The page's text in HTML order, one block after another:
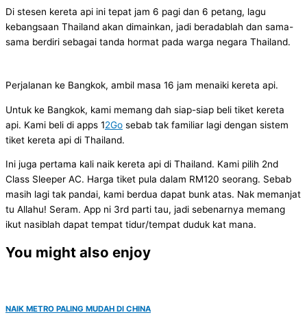
Di stesen kereta api ini tepat jam 6 pagi dan 6 petang, lagu
kebangsaan Thailand akan dimainkan, jadi beradablah dan sama-
sama berdiri sebagai tanda hormat pada warga negara Thailand.
Perjalanan ke Bangkok, ambil masa 16 jam menaiki kereta api.
Untuk ke Bangkok, kami memang dah siap-siap beli tiket kereta
api. Kami beli di apps 12Go sebab tak familiar lagi dengan sistem
tiket kereta api di Thailand.
Ini juga pertama kali naik kereta api di Thailand. Kami pilih 2nd
Class Sleeper AC. Harga tiket pula dalam RM120 seorang. Sebab
masih lagi tak pandai, kami berdua dapat bunk atas. Nak memanjat
tu Allahu! Seram. App ni 3rd parti tau, jadi sebenarnya memang
ikut nasiblah dapat tempat tidur/tempat duduk kat mana.
You might also enjoy
NAIK METRO PALING MUDAH DI CHINA